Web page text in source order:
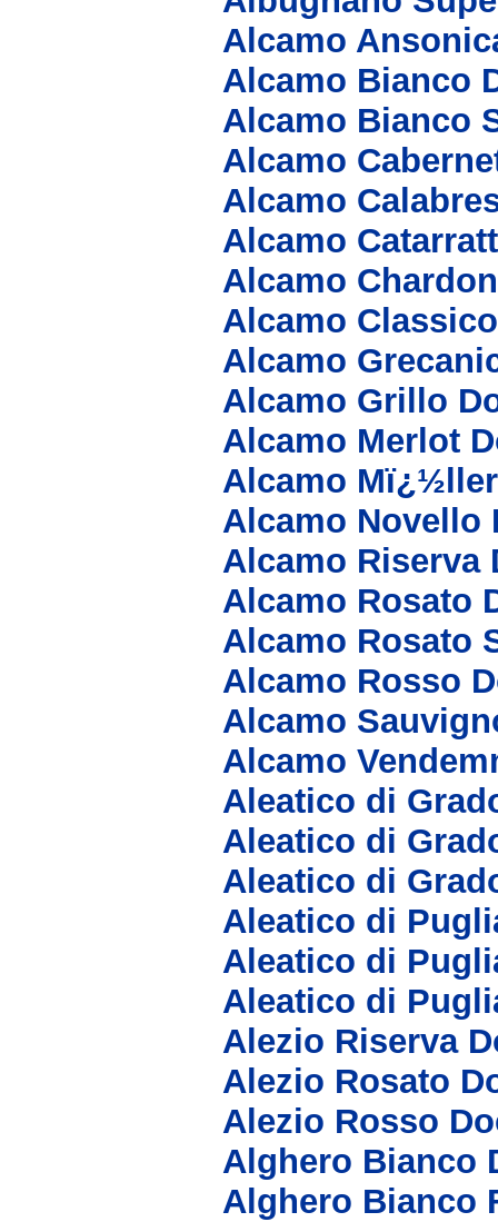
Alcamo
Alcamo Bianco
Alcamo Bianco
Alcamo
Alcamo
Alcamo
Alcamo
Alcamo
Alcamo
Alcamo Grillo
Alcamo Merlot
Alcamo
Alcamo Novello
Alcamo Riserva
Alcamo Rosato
Alcamo Rosato
Alcamo Rosso
Alcamo
Alcamo
Aleatico di
Aleatico di
Aleatico di
Aleatico di
Aleatico di
Aleatico di
Alezio Riserva
Alezio Rosato
Alezio Rosso
Alghero Bianco
Alghero Bianco